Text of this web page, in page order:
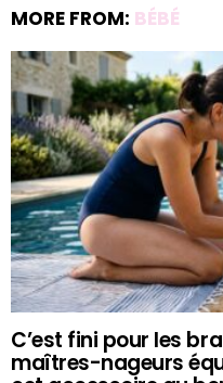
MORE FROM: BÉBÉ
C’est fini pour les
maîtres-nageurs